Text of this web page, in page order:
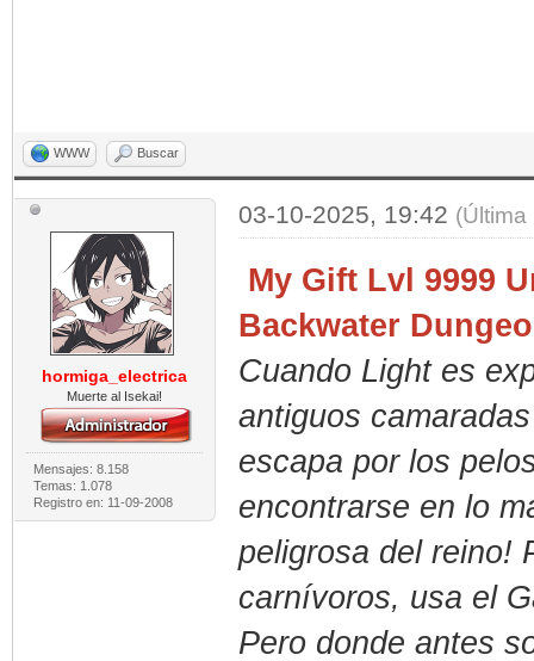
WWW Buscar
hormiga_electrica
Muerte al Isekai!
Mensajes: 8.158
Temas: 1.078
Registro en: 11-09-2008
03-10-2025, 19:42
My Gift Lvl 9999
Backwater
Cuando Light es
antiguos
escapa por los
encontrarse en lo
peligrosa del reino!
carnívoros, usa el
Pero donde antes